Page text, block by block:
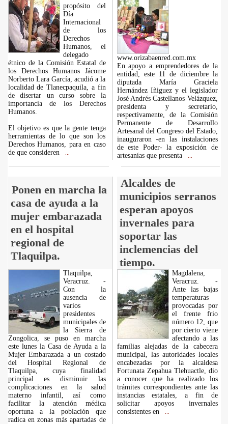
propósito del
Día
Internacional
de los
Derechos
Humanos, el
delegado
étnico de la Comisión Estatal de
los Derechos Humanos Jácome
Norberto Lara García, acudió a la
localidad de Tlanecpaquila, a fin
de disertar un curso sobre la
importancia de los Derechos
Humanos.
El objetivo es que la gente tenga
herramientas de lo que son los
Derechos Humanos, para en caso
de que consideren
www.orizabaenred.com.mx
En apoyo a emprendedores de la
entidad, este 11 de diciembre la
diputada María Graciela
Hernández Iñiguez y el legislador
José Andrés Castellanos Velázquez,
presidenta y secretario,
respectivamente, de la Comisión
Permanente de Desarrollo
Artesanal del Congreso del Estado,
inauguraron -en las instalaciones
de este Poder- la exposición de
artesanías que presenta
Ponen en marcha la
casa de ayuda a la
mujer embarazada
en el hospital
regional de
Tlaquilpa.
Alcaldes de
municipios serranos
esperan apoyos
invernales para
soportar las
inclemencias del
tiempo.
Tlaquilpa,
Veracruz. -
Con la
ausencia de
varios
presidentes
municipales de
la Sierra de
Zongolica, se puso en marcha
este lunes la Casa de Ayuda a la
Mujer Embarazada a un costado
del Hospital Regional de
Tlaquilpa, cuya finalidad
principal es disminuir las
complicaciones en la salud
materno infantil, así como
facilitar la atención médica
oportuna a la población que
radica en zonas más apartadas de
Magdalena,
Veracruz. -
Ante las bajas
temperaturas
provocadas por
el frente frio
número 12, que
por cierto viene
afectando a las
familias alejadas de la cabecera
municipal, las autoridades locales
encabezadas por la alcaldesa
Fortunata Zepahua Tlehuactle, dio
a conocer que ha realizado los
trámites correspondientes ante las
instancias estatales, a fin de
solicitar apoyos invernales
consistentes en